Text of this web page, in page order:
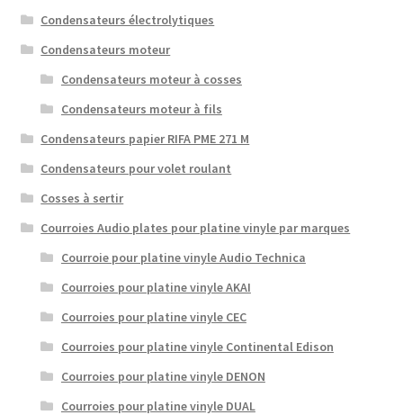
Condensateurs électrolytiques
Condensateurs moteur
Condensateurs moteur à cosses
Condensateurs moteur à fils
Condensateurs papier RIFA PME 271 M
Condensateurs pour volet roulant
Cosses à sertir
Courroies Audio plates pour platine vinyle par marques
Courroie pour platine vinyle Audio Technica
Courroies pour platine vinyle AKAI
Courroies pour platine vinyle CEC
Courroies pour platine vinyle Continental Edison
Courroies pour platine vinyle DENON
Courroies pour platine vinyle DUAL